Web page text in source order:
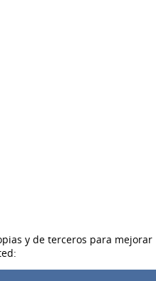
y de terceros para